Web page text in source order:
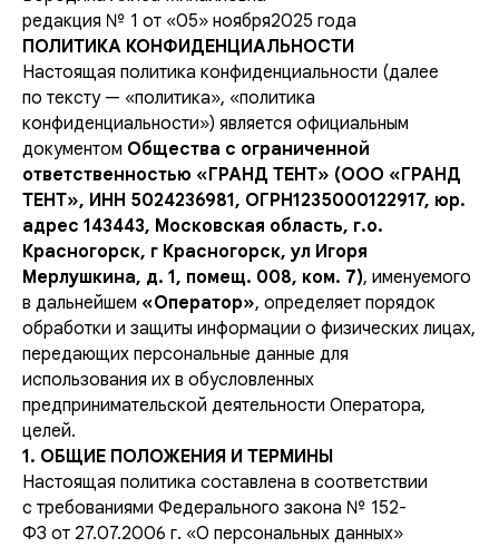
редакция № 1 от «05» ноября2025 года
ПОЛИТИКА КОНФИДЕНЦИАЛЬНОСТИ
Настоящая политика конфиденциальности (далее
по тексту — «политика», «политика
конфиденциальности») является официальным
документом Общества с ограниченной
ответственностью «ГРАНД ТЕНТ» (ООО «ГРАНД
ТЕНТ», ИНН 5024236981, ОГРН1235000122917, юр.
адрес 143443, Московская область, г.о.
Красногорск, г Красногорск, ул Игоря
Мерлушкина, д. 1, помещ. 008, ком. 7), именуемого
в дальнейшем «Оператор», определяет порядок
обработки и защиты информации о физических лицах,
передающих персональные данные для
использования их в обусловленных
предпринимательской деятельности Оператора,
целей.
1. ОБЩИЕ ПОЛОЖЕНИЯ И ТЕРМИНЫ
Настоящая политика составлена в соответствии
с требованиями Федерального закона № 152-
ФЗ от 27.07.2006 г. «О персональных данных»